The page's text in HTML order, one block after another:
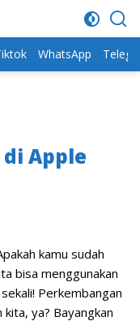
WhatsApp
Apple
kamu sudah
bisa menggunakan
Perkembangan
ya? Bayangkan